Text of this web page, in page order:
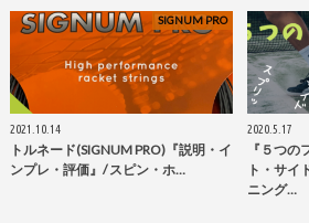
SIGNUM PRO
2021.10.14
トルネード(SIGNUM PRO)『説明・イ
ンプレ・評価』/ スピン・ホ…
2020.5.17
『５つ
ト・サイ
ニング…